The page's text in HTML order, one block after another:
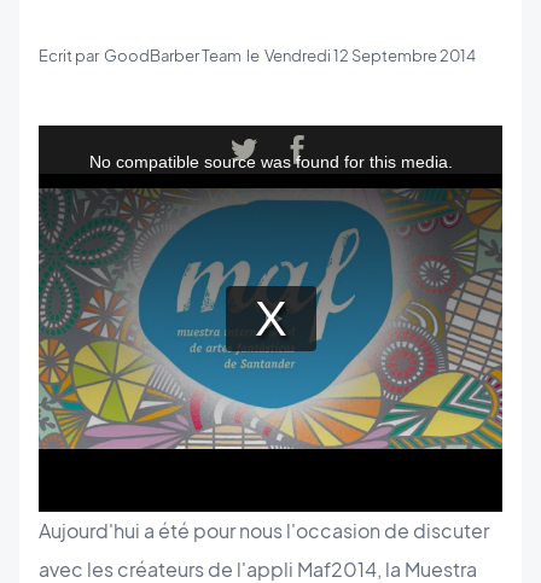
Ecrit par GoodBarber Team le Vendredi 12 Septembre 2014
Aujourd'hui a été pour nous l'occasion de discuter
avec les créateurs de l'appli Maf2014, la Muestra